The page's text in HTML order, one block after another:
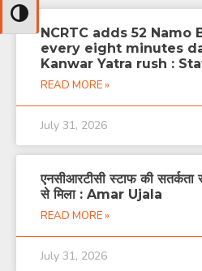
Toggle High Contrast
NCRTC adds 52 Namo
every eight minutes
Kanwar Yatra rush :
READ MORE »
July 31, 2026
एनसीआरटीसी स्टाफ की
से मिला : Amar Ujala
READ MORE »
July 31, 2026